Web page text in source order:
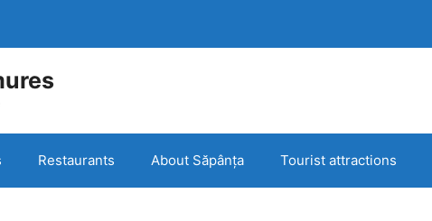
Restaurants About Săpânța Tourist attractions